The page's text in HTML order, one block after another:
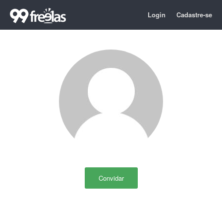
Login Cadastre-se
Convidar